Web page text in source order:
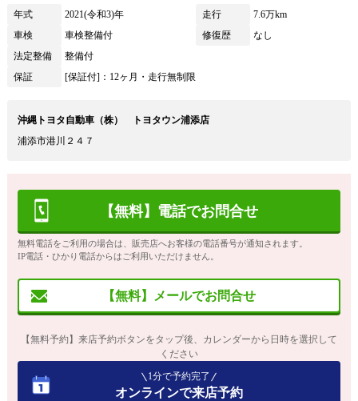
年式 2021(令和3)年 走行
7.6万km
車検
車検整備付 修復歴
なし
法定整備
整備付
保証
[保証付]：12ヶ月・走行無制限
沖縄トヨタ自動車（株） トヨタウン浦添店
浦添市港川２４７
【無料】電話でお問合せ
無料電話をご利用の場合は、販売店へお客様の電話番号が通知されます。
IP電話・ひかり電話からはご利用いただけません。
【無料】メールでお問合せ
【無料予約】来店予約ボタンをタップ後、カレンダーから日時を選択して
ください
1分で予約完了
オンラインで来店予約